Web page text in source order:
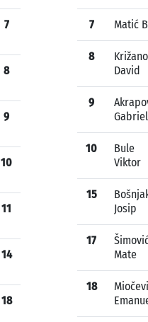
7
8
9
10
11
14
18
7 Matić
8
David
9
Gabriel
10
Bule
Viktor
15
Josip
17
Mate
18